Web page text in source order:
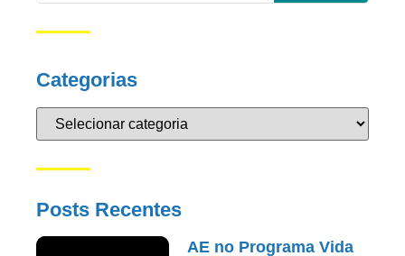
Categorias
Posts Recentes
AE no Programa Vida